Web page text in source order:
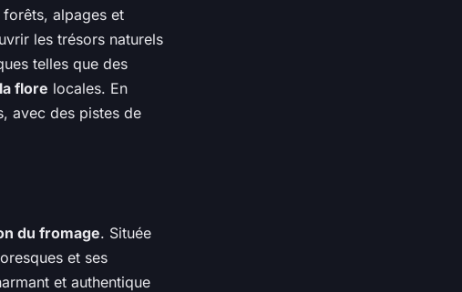
alpages et
les trésors naturels
telles que des
flore locales. En
avec des pistes de
du fromage. Située
et ses
et authentique